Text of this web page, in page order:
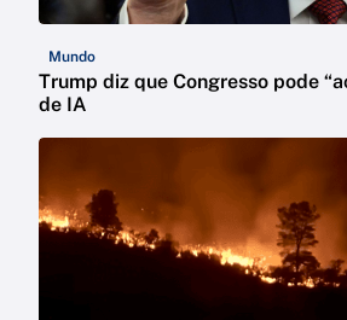
Mundo
Trump diz que Congresso pode
de IA